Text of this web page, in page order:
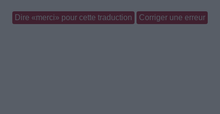
Dire «merci» pour cette traduction Corriger une erreur